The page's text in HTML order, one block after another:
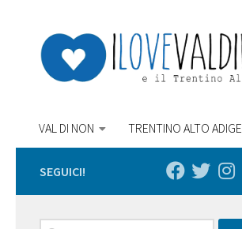
VAL DI NON TRENTINO ALTO ADIGE
SEGUICI!